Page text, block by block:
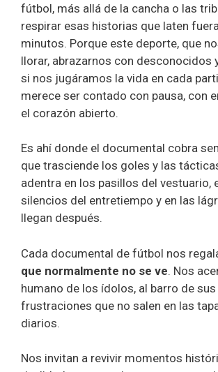
fútbol, más allá de la cancha o las
respirar esas historias que laten
minutos. Porque este deporte, que
llorar, abrazarnos con desconocidos
si nos jugáramos la vida en cada
merece ser contado con pausa, con
el corazón abierto.
Es ahí donde el documental cobra
que trasciende los goles y las
adentra en los pasillos del vestuario,
silencios del entretiempo y en las
llegan después.
Cada documental de fútbol nos
que normalmente no se ve. Nos
humano de los ídolos, al barro de
frustraciones que no salen en las
diarios.
Nos invitan a revivir momentos